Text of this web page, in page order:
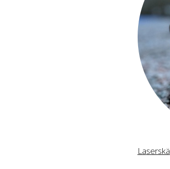
Laserskä